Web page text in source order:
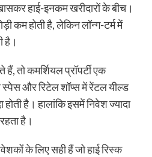
हाई-इनकम खरीदारों के बीच।
कम होती है, लेकिन लॉन्ग-टर्म में
है।
तो कमर्शियल प्रॉपर्टी एक
और रिटेल शॉप्स में रेंटल यील्ड
होती है। हालांकि इसमें निवेश ज्यादा
है।
के लिए सही हैं जो हाई रिस्क